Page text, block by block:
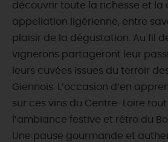
découvrir toute la richesse et la
appellation ligérienne, entre
plaisir de la dégustation. Au fil
vignerons partageront leur
leurs cuvées issues du terroir
Giennois. L’occasion d’en
sur ces vins du Centre-Loire
l’ambiance festive et rétro du
Une pause gourmande et